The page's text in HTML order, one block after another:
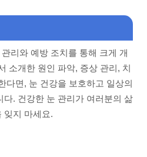
리와 예방 조치를 통해 크게 개
소개한 원인 파악, 증상 관리, 치
다면, 눈 건강을 보호하고 일상의
다. 건강한 눈 관리가 여러분의 삶
잊지 마세요.